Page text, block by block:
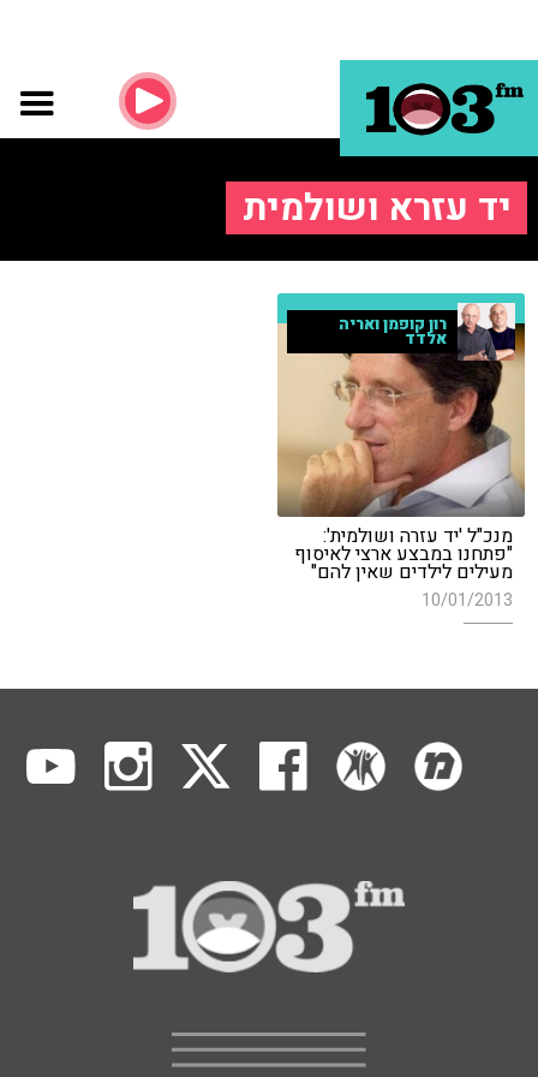
יד עזרא ושולמית
רון קופמן ואריה
אלדד
מנכ"ל 'יד עזרה ושולמית':
"פתחנו במבצע ארצי לאיסוף
מעילים לילדים שאין להם"
10/01/2013